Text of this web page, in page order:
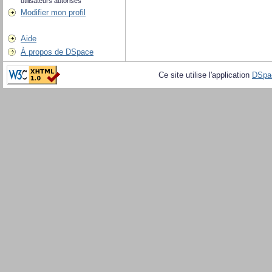
Modifier mon profil
Aide
À propos de DSpace
Ce site utilise l'application